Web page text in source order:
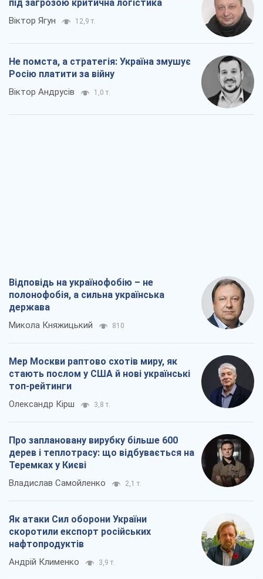
під загрозою критична логістика
Віктор Ягун 12,9 т.
Не помста, а стратегія: Україна змушує
Росію платити за війну
Віктор Андрусів 1,0 т.
Відповідь на українофобію – не
полонофобія, а сильна українська
держава
Микола Княжицький 810
Мер Москви раптово схотів миру, як
стають послом у США й нові українські
топ-рейтинги
Олександр Кірш 3,8 т.
Про заплановану вирубку більше 600
дерев і теплотрасу: що відбувається на
Теремках у Києві
Владислав Самойленко 2,1 т.
Як атаки Сил оборони України
скоротили експорт російських
нафтопродуктів
Андрій Клименко 3,9 т.